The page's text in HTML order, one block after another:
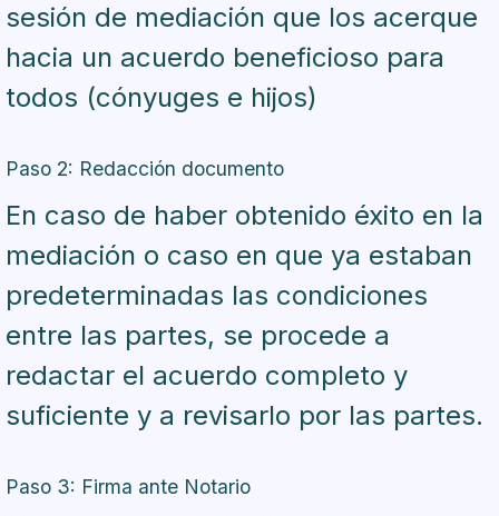
sesión de mediación que los acerque
hacia un acuerdo beneficioso para
todos (cónyuges e hijos)
Paso 2: Redacción documento
En caso de haber obtenido éxito en la
mediación o caso en que ya estaban
predeterminadas las condiciones
entre las partes, se procede a
redactar el acuerdo completo y
suficiente y a revisarlo por las partes.
Paso 3: Firma ante Notario